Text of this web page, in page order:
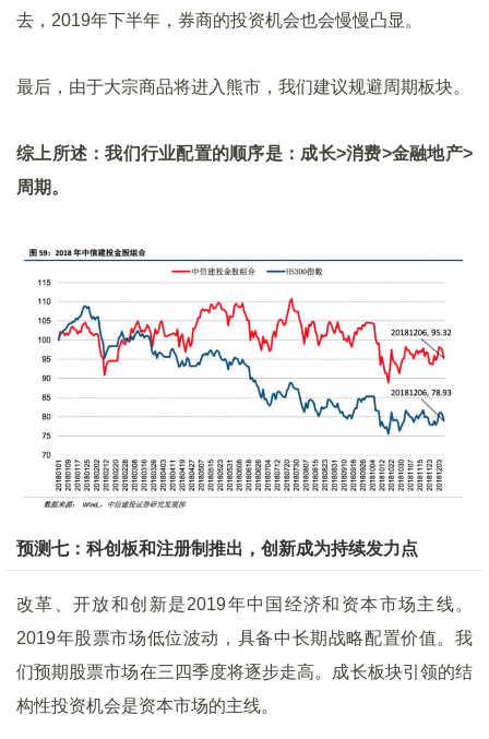
去，2019年下半年，券商的投资机会也会慢慢凸显。
最后，由于大宗商品将进入熊市，我们建议规避周期板块。
综上所述：我们行业配置的顺序是：成长>消费>金融地产>
周期。
预测七：科创板和注册制推出，创新成为持续发力点
改革、开放和创新是2019年中国经济和资本市场主线。
2019年股票市场低位波动，具备中长期战略配置价值。我
们预期股票市场在三四季度将逐步走高。成长板块引领的结
构性投资机会是资本市场的主线。